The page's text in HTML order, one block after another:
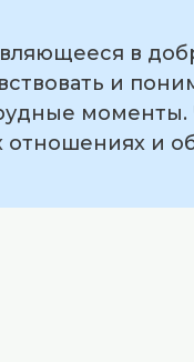
в
и
отношениях и